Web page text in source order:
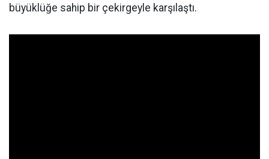
büyüklüğe sahip bir çekirgeyle karşılaştı.